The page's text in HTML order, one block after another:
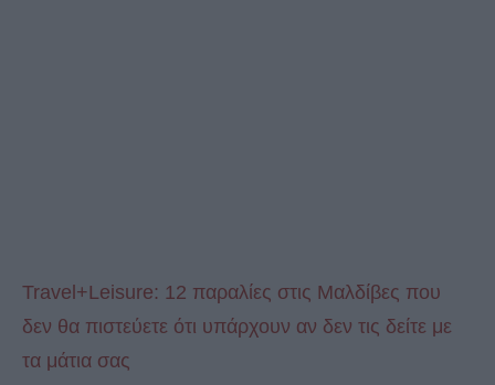
Travel+Leisure: 12 παραλίες στις Μαλδίβες που
δεν θα πιστεύετε ότι υπάρχουν αν δεν τις δείτε με
τα μάτια σας